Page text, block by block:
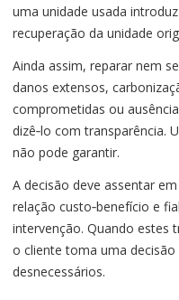
uma unidade usada
recuperação da unidade
Ainda assim, reparar nem
danos extensos,
comprometidas ou
dizê‑lo com transparência.
não pode garantir.
A decisão deve assentar
relação custo‑benefício e
intervenção. Quando estes
o cliente toma uma
desnecessários.